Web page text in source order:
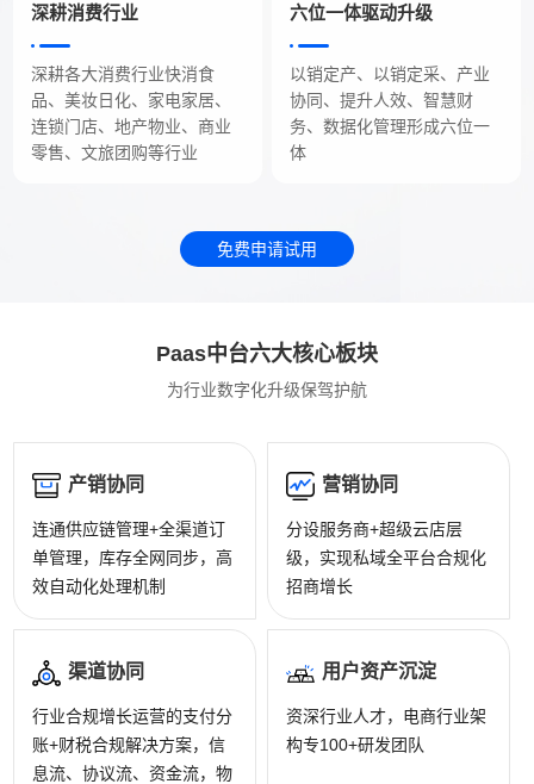
深耕消费行业
深耕各大消费行业快消食
品、美妆日化、家电家居、
连锁门店、地产物业、商业
零售、文旅团购等行业
六位一体驱动升级
以销定产、以销定采、产业
协同、提升人效、智慧财
务、数据化管理形成六位一
体
免费申请试用
Paas中台六大核心板块
为行业数字化升级保驾护航
产销协同
连通供应链管理+全渠道订
单管理，库存全网同步，高
效自动化处理机制
营销协同
分设服务商+超级云店层
级，实现私域全平台合规化
招商增长
渠道协同
行业合规增长运营的支付分
账+财税合规解决方案，信
息流、协议流、资金流，物
用户资产沉淀
资深行业人才，电商行业架
构专100+研发团队